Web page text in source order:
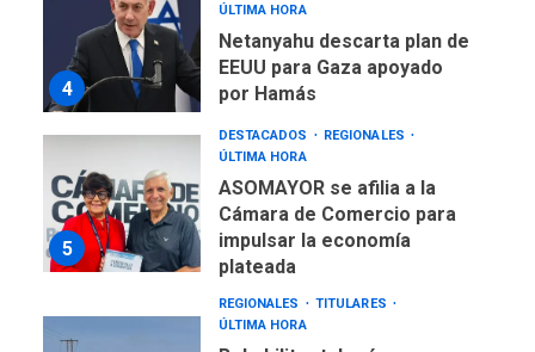
4
ÚLTIMA HORA
Netanyahu descarta plan de
EEUU para Gaza apoyado
por Hamás
5
DESTACADOS
REGIONALES
ÚLTIMA HORA
ASOMAYOR se afilia a la
Cámara de Comercio para
impulsar la economía
plateada
REGIONALES
TITULARES
ÚLTIMA HORA